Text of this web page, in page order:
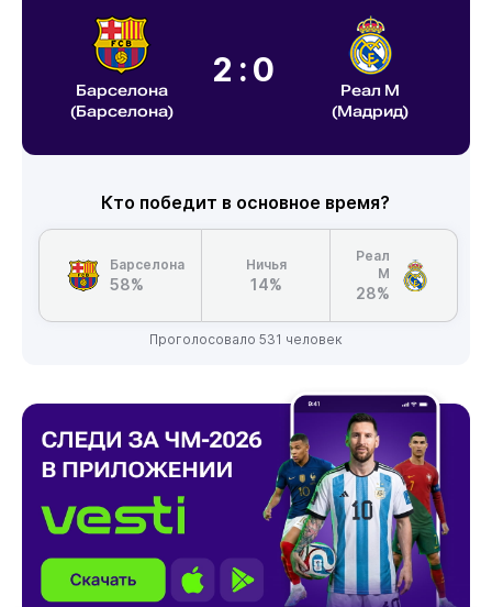
Барселона
(Барселона)
2:0
Реал М
(Мадрид)
Кто победит в основное время?
Барселона
58%
Ничья
14%
Реал
М
28%
Проголосовало 531 человек